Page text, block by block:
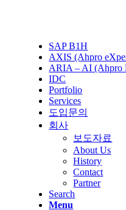
SAP B1H
AXIS (Ahpro
ARIA – AI (Ahpro
IDC
Portfolio
Services
도입문의
회사
보도자료
About Us
History
Contact
Partner
Search
Menu